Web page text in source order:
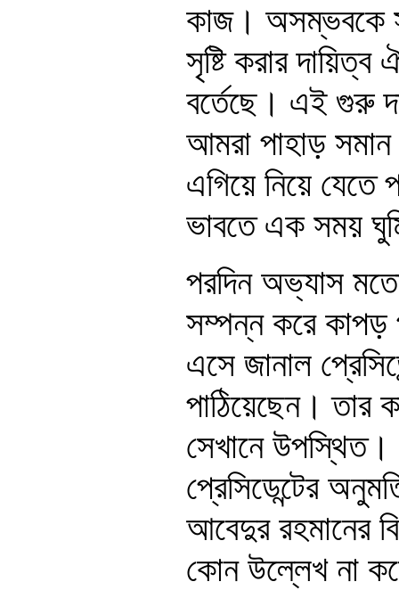
কাজ। অসম্ভবকে
সৃষ্টি করার
বর্তেছে। এই গুরু
আমরা পাহাড়
এগিয়ে নিয়ে
ভাবতে এক সময়
পরদিন অভ্যাস
সম্পন্ন করে কাপড়
এসে জানাল
পাঠিয়েছেন। তার
সেখানে উপস্থিত।
প্রেসিডেন্টের
আবেদুর রহমানের
কোন উল্লেখ না